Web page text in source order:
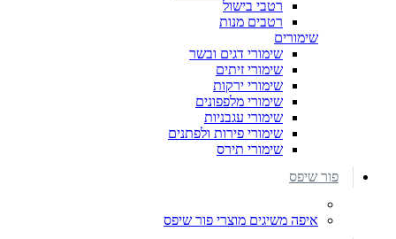
רטבי בישול
רטבים מנות
שימורים
שימורי דגים ובשר
שימורי זיתים
שימורי ירקות
שימורי מלפפונים
שימורי עגבניות
שימורי פירות ולפתנים
שימורי תירס
פור שיפס
איפה משיגים מוצרי פור שיפס